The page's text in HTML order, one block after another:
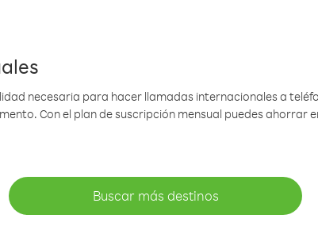
necesaria para hacer llamadas internacionales a
Con el plan de suscripción mensual puedes ahorrar
Buscar más destinos